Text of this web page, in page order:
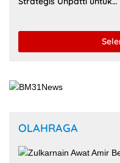
Menembus Jejaring
Akademik Global Lewat
Kolaborasi Diaspora
Indonesia